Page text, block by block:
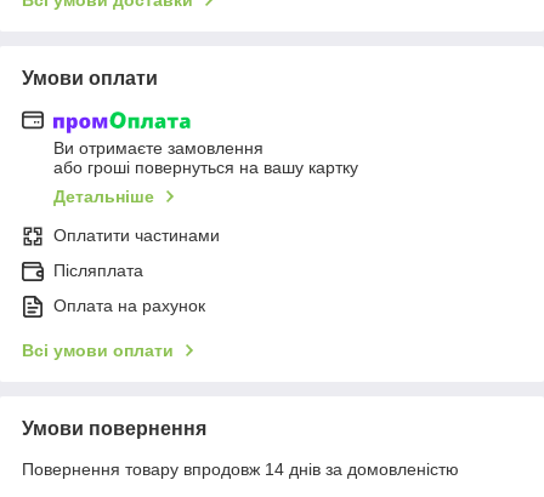
Умови оплати
Ви отримаєте замовлення
або гроші повернуться на вашу картку
Детальніше
Оплатити частинами
Післяплата
Оплата на рахунок
Всі умови оплати
Умови повернення
Повернення товару впродовж 14 днів за домовленістю